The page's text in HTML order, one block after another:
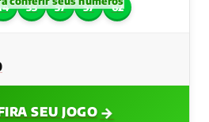
33 37 57 62
SEU JOGO →